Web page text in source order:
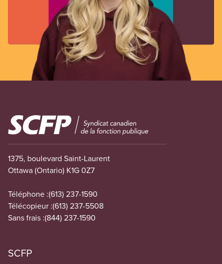
Image
1375, boulevard Saint-Laurent
Ottawa (Ontario) K1G 0Z7
Téléphone :(613) 237-1590
Télécopieur :(613) 237-5508
Sans frais :(844) 237-1590
SCFP